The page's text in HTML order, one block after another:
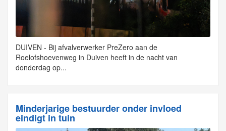
DUIVEN - Bij afvalverwerker PreZero aan de
Roelofshoevenweg in Duiven heeft in de nacht van
donderdag op...
Minderjarige bestuurder onder invloed
eindigt in tuin